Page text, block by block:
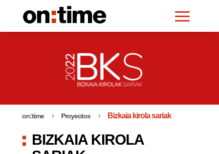
on:time 5 Proyectos 5 Bizkaia kirola sariak
BIZKAIA KIROLA